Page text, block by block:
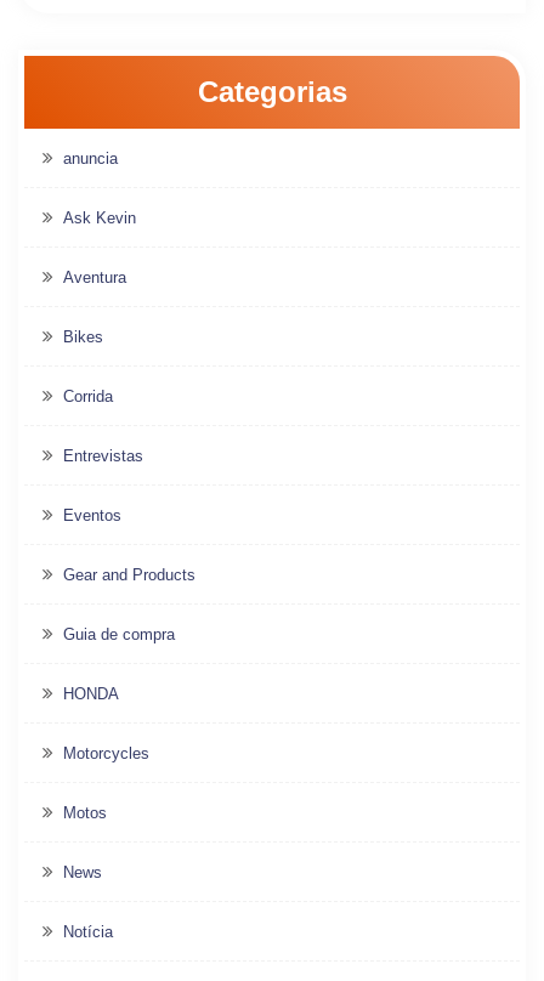
Categorias
anuncia
Ask Kevin
Aventura
Bikes
Corrida
Entrevistas
Eventos
Gear and Products
Guia de compra
HONDA
Motorcycles
Motos
News
Notícia